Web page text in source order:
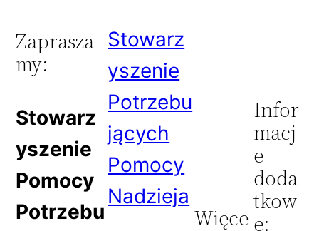
Zaprasza
my:
Stowarz
yszenie
Pomocy
Potrzebu
Stowarz
yszenie
Potrzebu
jących
Pomocy
Nadzieja
Więce
Infor
macj
e
doda
tkow
e: